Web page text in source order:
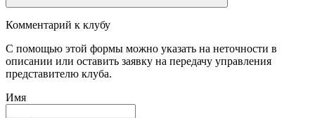
Комментарий к клубу
С помощью этой формы можно указать на неточности в
описании или оставить заявку на передачу управления
представителю клуба.
Имя